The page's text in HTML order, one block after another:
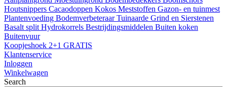
Houtsnippers Cacaodoppen Kokos Meststoffen Gazon- en tuinmest
Plantenvoeding BodemverbeteraarTuinaarde Grind en Sierstenen
Basalt split Hydrokorrels Bestrijdingsmiddelen Buiten koken
Buitenvuur
Koopjeshoek 2+1 GRATIS
Klantenservice
Inloggen
Winkelwagen
Search